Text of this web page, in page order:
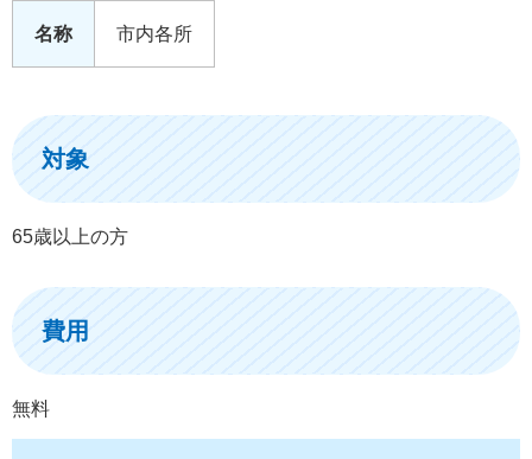
名称 市内各所
対象
65歳以上の方
費用
無料